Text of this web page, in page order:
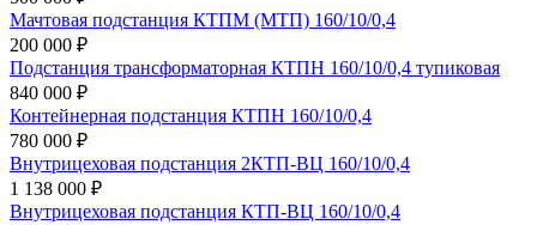
Мачтовая подстанция КТПМ (МТП) 160/10/0,4
200 000 ₽
Подстанция трансформаторная КТПН 160/10/0,4 тупиковая
840 000 ₽
Контейнерная подстанция КТПН 160/10/0,4
780 000 ₽
Внутрицеховая подстанция 2КТП-ВЦ 160/10/0,4
1 138 000 ₽
Внутрицеховая подстанция КТП-ВЦ 160/10/0,4